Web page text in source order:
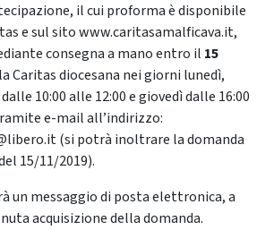
il cui proforma è disponibile
e sul sitowww.caritasamalficava.it,
consegna a mano entro il 15
Caritasdiocesana nei giorni lunedì,
10:00 alle 12:00 e giovedì dalle 16:00
e-mail all’indirizzo:
libero.it(si potrà inoltrare la domanda
15/11/2019).
un messaggio di posta elettronica, a
acquisizione della domanda.